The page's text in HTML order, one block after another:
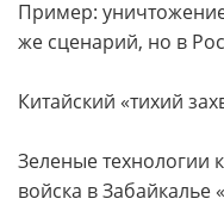
Пример:
же сценарий, но в
Китайский «тихий
Зеленые технологии
войска в Забайкалье